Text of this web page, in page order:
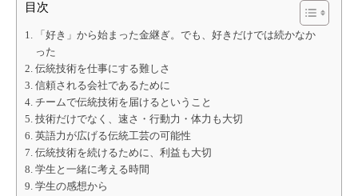
目次
「好き」から始まった金継ぎ。でも、好きだけでは続かなか
った
伝統技術を仕事にする難しさ
信頼される会社であるために
チームで伝統技術を届けるということ
技術だけでなく、速さ・行動力・体力も大切
英語力が広げる伝統工芸の可能性
伝統技術を続けるために、利益も大切
学生と一緒に考える時間
学生の感想から